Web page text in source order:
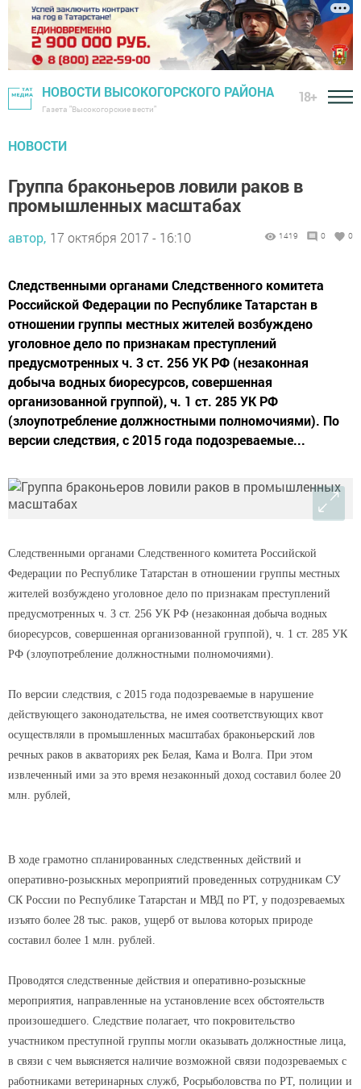
НОВОСТИ ВЫСОКОГОРСКОГО РАЙОНА
Газета "Высокогорские вести"
18+
НОВОСТИ
Группа браконьеров ловили раков в
промышленных масштабах
автор, 17 октября 2017 - 16:10 1419 0 0
Следственными органами Следственного комитета
Российской Федерации по Республике Татарстан в
отношении группы местных жителей возбуждено
уголовное дело по признакам преступлений
предусмотренных ч. 3 ст. 256 УК РФ (незаконная
добыча водных биоресурсов, совершенная
организованной группой), ч. 1 ст. 285 УК РФ
(злоупотребление должностными полномочиями). По
версии следствия, с 2015 года подозреваемые...
Следственными органами Следственного комитета Российской
Федерации по Республике Татарстан в отношении группы местных
жителей возбуждено уголовное дело по признакам преступлений
предусмотренных ч. 3 ст. 256 УК РФ (незаконная добыча водных
биоресурсов, совершенная организованной группой), ч. 1 ст. 285 УК
РФ (злоупотребление должностными полномочиями).
По версии следствия, с 2015 года подозреваемые в нарушение
действующего законодательства, не имея соответствующих квот
осуществляли в промышленных масштабах браконьерский лов
речных раков в акваториях рек Белая, Кама и Волга. При этом
извлеченный ими за это время незаконный доход составил более 20
млн. рублей,
В ходе грамотно спланированных следственных действий и
оперативно-розыскных мероприятий проведенных сотрудникам СУ
СК России по Республике Татарстан и МВД по РТ, у подозреваемых
изъято более 28 тыс. раков, ущерб от вылова которых природе
составил более 1 млн. рублей.
Проводятся следственные действия и оперативно-розыскные
мероприятия, направленные на установление всех обстоятельств
произошедшего. Следствие полагает, что покровительство
участником преступной группы могли оказывать должностные лица,
в связи с чем выясняется наличие возможной связи подозреваемых с
работниками ветеринарных служб, Росрыболовства по РТ, полиции и